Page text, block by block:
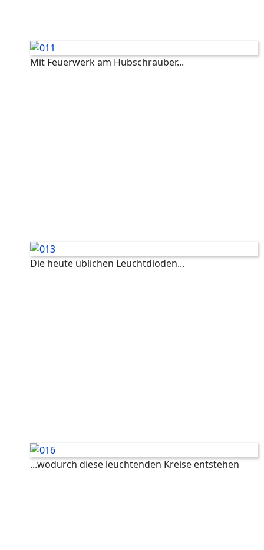
Mit Feuerwerk am Hubschrauber...
Die heute üblichen Leuchtdioden...
...wodurch diese leuchtenden Kreise entstehen